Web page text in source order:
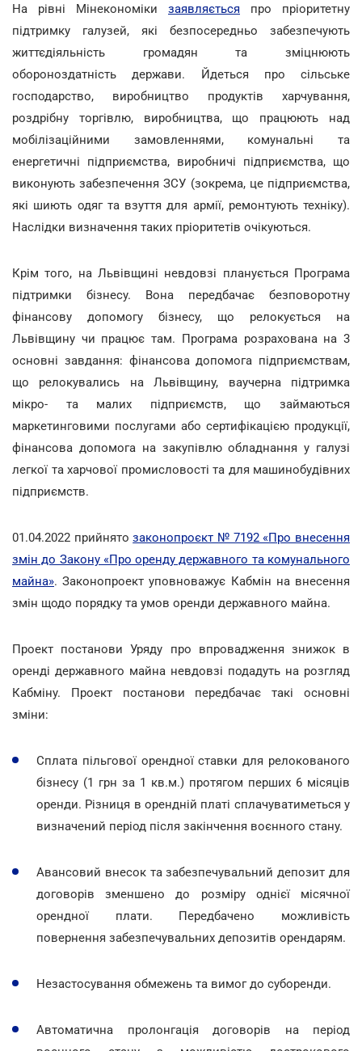
На рівні Мінекономіки заявляється про пріоритетну
підтримку галузей, які безпосередньо забезпечують
життєдіяльність громадян та зміцнюють
обороноздатність держави. Йдеться про сільське
господарство, виробництво продуктів харчування,
роздрібну торгівлю, виробництва, що працюють над
мобілізаційними замовленнями, комунальні та
енергетичні підприємства, виробничі підприємства, що
виконують забезпечення ЗСУ (зокрема, це підприємства,
які шиють одяг та взуття для армії, ремонтують техніку).
Наслідки визначення таких пріоритетів очікуються.
Крім того, на Львівщині невдовзі планується Програма
підтримки бізнесу. Вона передбачає безповоротну
фінансову допомогу бізнесу, що релокується на
Львівщину чи працює там. Програма розрахована на 3
основні завдання: фінансова допомога підприємствам,
що релокувались на Львівщину, ваучерна підтримка
мікро- та малих підприємств, що займаються
маркетинговими послугами або сертифікацією продукції,
фінансова допомога на закупівлю обладнання у галузі
легкої та харчової промисловості та для машинобудівних
підприємств.
01.04.2022 прийнятозаконопроєкт № 7192 «Про внесення
змін до Закону «Про оренду державного та комунального
майна». Законопроект уповноважує Кабмін на внесення
змін щодо порядку та умов оренди державного майна.
Проект постанови Уряду про впровадження знижок в
оренді державного майна невдовзі подадуть на розгляд
Кабміну. Проект постанови передбачає такі основні
зміни:
Сплата пільгової орендної ставки для релокованого
бізнесу (1 грн за 1 кв.м.) протягом перших 6 місяців
оренди. Різниця в орендній платі сплачуватиметься у
визначений період після закінчення воєнного стану.
Авансовий внесок та забезпечувальний депозит для
договорів зменшено до розміру однієї місячної
орендної плати. Передбачено можливість
повернення забезпечувальних депозитів орендарям.
Незастосування обмежень та вимог до суборенди.
Автоматична пролонгація договорів на період